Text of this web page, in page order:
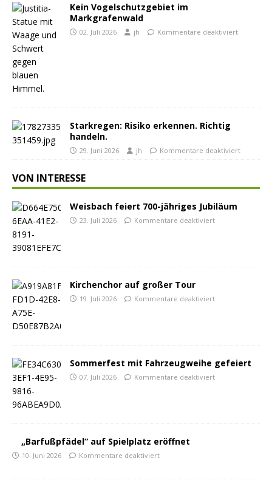
Kein Vogelschutzgebiet im
Markgrafenwald
02. Juli 2026 jh Kommentare deaktiviert
Starkregen: Risiko erkennen. Richtig
handeln.
29. Juni 2026 jh Kommentare deaktiviert
VON INTERESSE
Weisbach feiert 700-jähriges Jubiläum
23. Juli 2026 Kommentare deaktiviert
Kirchenchor auf großer Tour
19. Juli 2026 Kommentare deaktiviert
Sommerfest mit Fahrzeugweihe gefeiert
07. Juli 2026 Kommentare deaktiviert
„Barfußpfädel“ auf Spielplatz eröffnet
10. Juni 2026 Kommentare deaktiviert